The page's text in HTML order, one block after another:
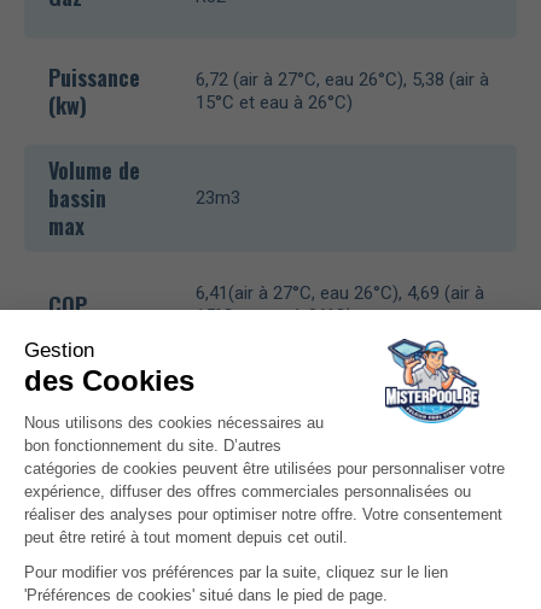
Puissance
(kw)
6,72 (air à 27°C, eau 26°C), 5,38 (air à
15°C et eau à 26°C)
Volume de
bassin
max
23m3
COP
6,41(air à 27°C, eau 26°C), 4,69 (air à
15°C et eau à 26°C)
Alimentation 220V-240V ~ /1ph/50Hz
Raccords 50 mm
Dimensions 1000 / 418 / 605mm